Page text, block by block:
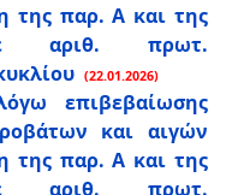
της παρ. Α και της
πρωτ.
(22.01.2026)
επιβεβαίωσης
και αιγών
της παρ. Α και της
πρωτ.